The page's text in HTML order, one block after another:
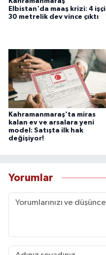
Elbistan'da maaş krizi: 4 işçi
30 metrelik dev vince çıktı
Kahramanmaraş’ta miras
kalan ev ve arsalara yeni
model: Satışta ilk hak
değişiyor!
Yorumlar